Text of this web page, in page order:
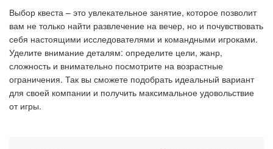
Выбор квеста – это увлекательное занятие, которое позволит
вам не только найти развлечение на вечер, но и почувствовать
себя настоящими исследователями и командными игроками.
Уделите внимание деталям: определите цели, жанр,
сложность и внимательно посмотрите на возрастные
ограничения. Так вы сможете подобрать идеальный вариант
для своей компании и получить максимальное удовольствие
от игры.